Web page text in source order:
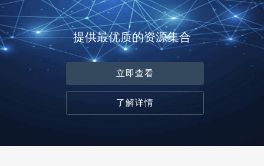
提供最优质的资源集合
立即查看
了解详情